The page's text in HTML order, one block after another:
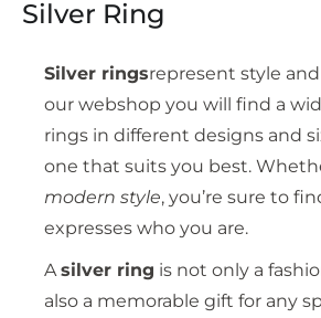
Silver Ring
Silver ringsrepresent style
our webshop you will find a
rings in different designs and
one that suits you best.
modern style, you’re sure to
expresses who you are.
Asilver ring is not only a
also a memorable gift for any